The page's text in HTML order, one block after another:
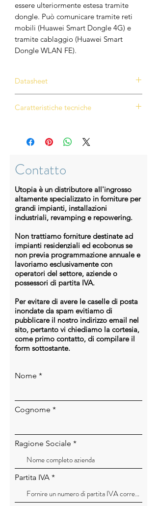
essere ulteriormente estesa tramite
dongle. Può comunicare tramite reti
mobili (Huawei Smart Dongle 4G) e
tramite cablaggio (Huawei Smart
Dongle WLAN FE).
Datasheet
Caratteristiche tecniche
Protezione attiva da arco elettrico
basata sull’IA
arco elettrico
Fino al 30% in più di energia grazie
agli ottimizzatori
Disponibilità del doppio della
potenza per la ricarica della batteria
Miglior Esperienza
Ottimizzatore universale per una
gestione più efficiente
Auto-mappatura dei moduli in soli
5 sec
Contatto
Utopia è un distributore all'ingrosso
altamente specializzato in forniture per
grandi impianti, installazioni
industriali, revamping e repowering.
Non trattiamo forniture destinate ad
impianti residenziali ed ecobonus se
non previa programmazione annuale e
lavoriamo esclusivamente con
operatori del settore, aziende o
possessori di partita IVA.
Per evitare di avere le caselle di posta
inondate da spam evitiamo di
pubblicare il nostro indirizzo email nel
sito, pertanto vi chiediamo la cortesia,
come primo contatto, di compilare il
form sottostante.
Nome
Cognome
Ragione Sociale
Partita IVA